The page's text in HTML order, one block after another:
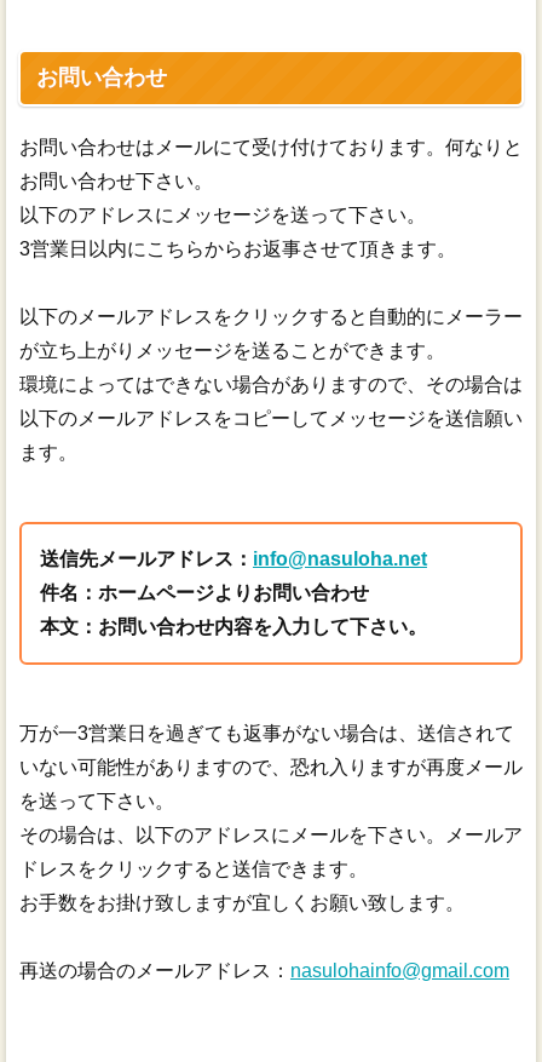
お問い合わせ
お問い合わせはメールにて受け付けております。何なりと
お問い合わせ下さい。
以下のアドレスにメッセージを送って下さい。
3営業日以内にこちらからお返事させて頂きます。
以下のメールアドレスをクリックすると自動的にメーラー
が立ち上がりメッセージを送ることができます。
環境によってはできない場合がありますので、その場合は
以下のメールアドレスをコピーしてメッセージを送信願い
ます。
送信先メールアドレス： info@nasuloha.net
件名：ホームページよりお問い合わせ
本文：お問い合わせ内容を入力して下さい。
万が一3営業日を過ぎても返事がない場合は、送信されて
いない可能性がありますので、恐れ入りますが再度メール
を送って下さい。
その場合は、以下のアドレスにメールを下さい。メールア
ドレスをクリックすると送信できます。
お手数をお掛け致しますが宜しくお願い致します。
再送の場合のメールアドレス： nasulohainfo@gmail.com